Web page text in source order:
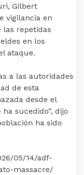
Gilbert
vigilancia en
las repetidas
en los
ataque.
a las autoridades
de esta
desde el
sucedido”, dijo
ha sido
05/14/adf-
massacre/